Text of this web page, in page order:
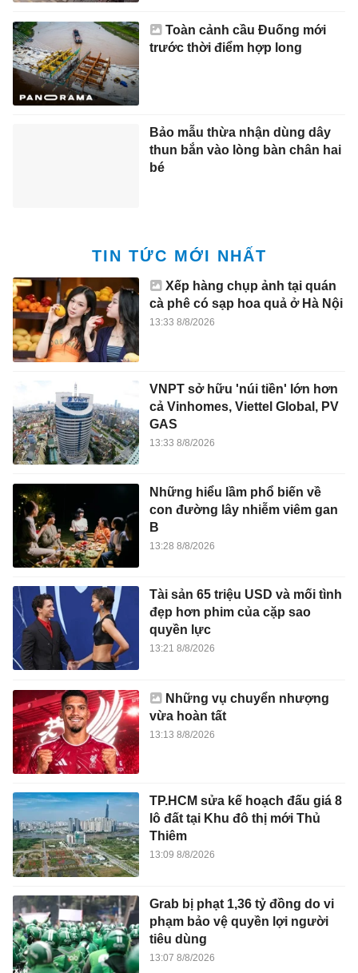
Toàn cảnh cầu Đuống mới
trước thời điểm hợp long
Bảo mẫu thừa nhận dùng dây
thun bắn vào lòng bàn chân hai
bé
TIN TỨC MỚI NHẤT
Xếp hàng chụp ảnh tại quán
cà phê có sạp hoa quả ở Hà Nội
13:33 8/8/2026
VNPT sở hữu 'núi tiền' lớn hơn
cả Vinhomes, Viettel Global, PV
GAS
13:33 8/8/2026
Những hiểu lầm phổ biến về
con đường lây nhiễm viêm gan
B
13:28 8/8/2026
Tài sản 65 triệu USD và mối tình
đẹp hơn phim của cặp sao
quyền lực
13:21 8/8/2026
Những vụ chuyển nhượng
vừa hoàn tất
13:13 8/8/2026
TP.HCM sửa kế hoạch đấu giá 8
lô đất tại Khu đô thị mới Thủ
Thiêm
13:09 8/8/2026
Grab bị phạt 1,36 tỷ đồng do vi
phạm bảo vệ quyền lợi người
tiêu dùng
13:07 8/8/2026